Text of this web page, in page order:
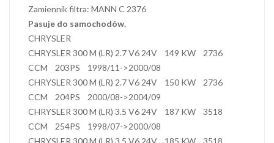
Zamiennik filtra: MANN C 2376
Pasuje do samochodów.
CHRYSLER
CHRYSLER 300 M (LR) 2.7 V6 24V 149 KW 2736
CCM 203PS 1998/11->2000/08
CHRYSLER 300 M (LR) 2.7 V6 24V 150 KW 2736
CCM 204PS 2000/08->2004/09
CHRYSLER 300 M (LR) 3.5 V6 24V 187 KW 3518
CCM 254PS 1998/07->2000/08
CHRYSLER 300 M (LR) 3.5 V6 24V 185 KW 3518